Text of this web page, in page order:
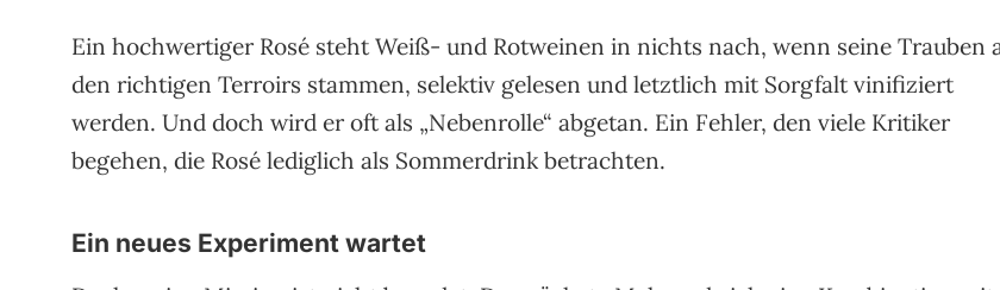
Ein hochwertiger Rosé steht Weiß- und Rotweinen in nichts nach, wenn seine Trauben
den richtigen Terroirs stammen, selektiv gelesen und letztlich mit Sorgfalt vinifiziert
werden. Und doch wird er oft als „Nebenrolle“ abgetan. Ein Fehler, den viele Kritiker
begehen, die Rosé lediglich als Sommerdrink betrachten.
Ein neues Experiment wartet